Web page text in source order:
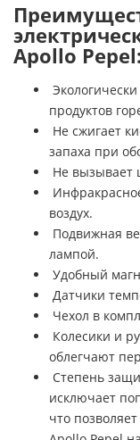
Apollo Pepel:
продуктов
Не сжигает
запаха при
Не вызывает
воздух.
Подвижная
лампой.
Удобный
Датчики
Чехол в
Колесики и
облегчают
Степень
исключает
что